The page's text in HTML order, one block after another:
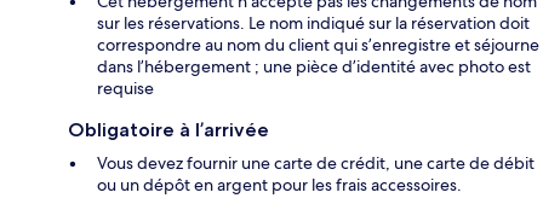
sur les réservations. Le nom indiqué sur la réservation doit
correspondre au nom du client qui s’enregistre et séjourne
dans l’hébergement ; une pièce d’identité avec photo est
requise
Obligatoire à l’arrivée
Vous devez fournir une carte de crédit, une carte de débit
ou un dépôt en argent pour les frais accessoires.